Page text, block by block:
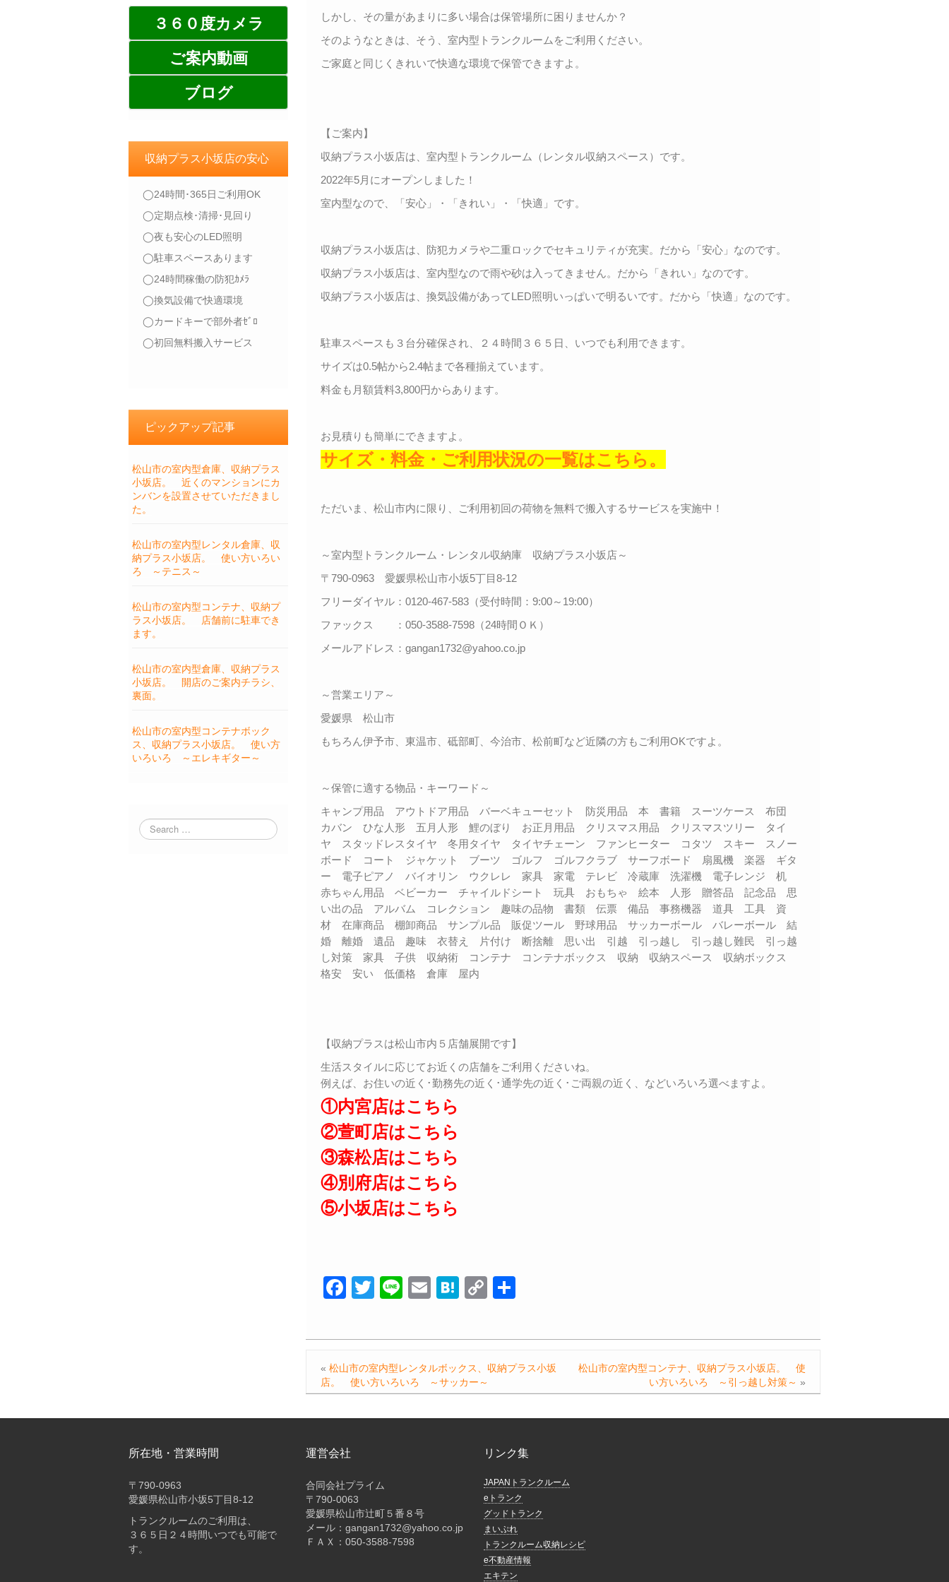
３６０度カメラ
ご案内動画
ブログ
収納プラス小坂店の安心
◯24時間･365日ご利用OK
◯定期点検･清掃･見回り
◯夜も安心のLED照明
◯駐車スペースあります
◯24時間稼働の防犯ｶﾒﾗ
◯換気設備で快適環境
◯カードキーで部外者ｾﾞﾛ
◯初回無料搬入サービス
ピックアップ記事
松山市の室内型倉庫、収納プラス
小坂店。 近くのマンションにカ
ンバンを設置させていただきまし
た。
松山市の室内型レンタル倉庫、収
納プラス小坂店。 使い方いろい
ろ ～テニス～
松山市の室内型コンテナ、収納プ
ラス小坂店。 店舗前に駐車でき
ます。
松山市の室内型倉庫、収納プラス
小坂店。 開店のご案内チラシ、
裏面。
松山市の室内型コンテナボック
ス、収納プラス小坂店。 使い方
いろいろ ～エレキギター～
しかし、その量があまりに多い場合は保管場所に困りませんか？
そのようなときは、そう、室内型トランクルームをご利用ください。
ご家庭と同じくきれいで快適な環境で保管できますよ。
【ご案内】
収納プラス小坂店は、室内型トランクルーム（レンタル収納スペース）です。
2022年5月にオープンしました！
室内型なので、「安心」・「きれい」・「快適」です。
収納プラス小坂店は、防犯カメラや二重ロックでセキュリティが充実。だから「安心」なのです。
収納プラス小坂店は、室内型なので雨や砂は入ってきません。だから「きれい」なのです。
収納プラス小坂店は、換気設備があってLED照明いっぱいで明るいです。だから「快適」なのです。
駐車スペースも３台分確保され、２４時間３６５日、いつでも利用できます。
サイズは0.5帖から2.4帖まで各種揃えています。
料金も月額賃料3,800円からあります。
お見積りも簡単にできますよ。
サイズ・料金・ご利用状況の一覧はこちら。
ただいま、松山市内に限り、ご利用初回の荷物を無料で搬入するサービスを実施中！
～室内型トランクルーム・レンタル収納庫 収納プラス小坂店～
〒790-0963 愛媛県松山市小坂5丁目8-12
フリーダイヤル：0120-467-583（受付時間：9:00～19:00）
ファックス ：050-3588-7598（24時間ＯＫ）
メールアドレス：gangan1732@yahoo.co.jp
～営業エリア～
愛媛県 松山市
もちろん伊予市、東温市、砥部町、今治市、松前町など近隣の方もご利用OKですよ。
～保管に適する物品・キーワード～
キャンプ用品 アウトドア用品 バーベキューセット 防災用品 本 書籍 スーツケース 布団
カバン ひな人形 五月人形 鯉のぼり お正月用品 クリスマス用品 クリスマスツリー タイ
ヤ スタッドレスタイヤ 冬用タイヤ タイヤチェーン ファンヒーター コタツ スキー スノー
ボード コート ジャケット ブーツ ゴルフ ゴルフクラブ サーフボード 扇風機 楽器 ギタ
ー 電子ピアノ バイオリン ウクレレ 家具 家電 テレビ 冷蔵庫 洗濯機 電子レンジ 机
赤ちゃん用品 ベビーカー チャイルドシート 玩具 おもちゃ 絵本 人形 贈答品 記念品 思
い出の品 アルバム コレクション 趣味の品物 書類 伝票 備品 事務機器 道具 工具 資
材 在庫商品 棚卸商品 サンプル品 販促ツール 野球用品 サッカーボール バレーボール 結
婚 離婚 遺品 趣味 衣替え 片付け 断捨離 思い出 引越 引っ越し 引っ越し難民 引っ越
し対策 家具 子供 収納術 コンテナ コンテナボックス 収納 収納スペース 収納ボックス
格安 安い 低価格 倉庫 屋内
【収納プラスは松山市内５店舗展開です】
生活スタイルに応じてお近くの店舗をご利用くださいね。
例えば、お住いの近く･勤務先の近く･通学先の近く･ご両親の近く、などいろいろ選べますよ。
①内宮店はこちら
②萱町店はこちら
③森松店はこちら
④別府店はこちら
⑤小坂店はこちら
F
c
b
o
o
k
T
tt
Li
e
E
ail
H
e
a
C
p
Li
n
k
«松山市の室内型レンタルボックス、収納プラス小坂
店。 使い方いろいろ ～サッカー～
松山市の室内型コンテナ、収納プラス小坂店。 使
い方いろいろ ～引っ越し対策～ »
所在地・営業時間
〒 790-0963
愛媛県松山市小坂5丁目8-12
トランクルームのご利用は、
３６５日２４時間いつでも可能で
す。
運営会社
合同会社プライム
〒790-0063
愛媛県松山市辻町５番８号
メール：gangan1732@yahoo.co.jp
ＦＡＸ：050-3588-7598
リンク集
JAPANトランクルーム
eトランク
グッドトランク
まいぷれ
トランクルーム収納レシピ
e不動産情報
エキテン